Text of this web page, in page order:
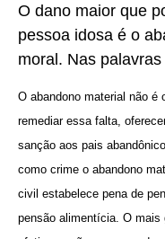
O dano maior que
pessoa idosa é o
moral. Nas
O abandono material não é
remediar essa falta,
sanção aos pais
como crime o abandono
civil estabelece pena de
pensão alimentícia. O mais